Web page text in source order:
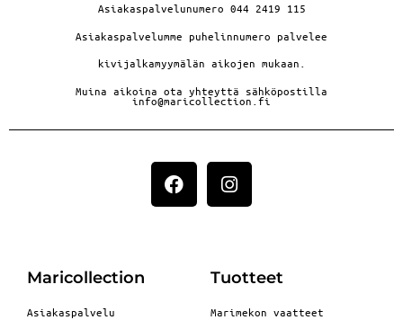
Asiakaspalvelunumero 044 2419 115
Asiakaspalvelumme puhelinnumero palvelee
kivijalkamyymälän aikojen mukaan.
Muina aikoina ota yhteyttä sähköpostilla
info@maricollection.fi
Maricollection
Asiakaspalvelu
Tuotteet
Marimekon vaatteet